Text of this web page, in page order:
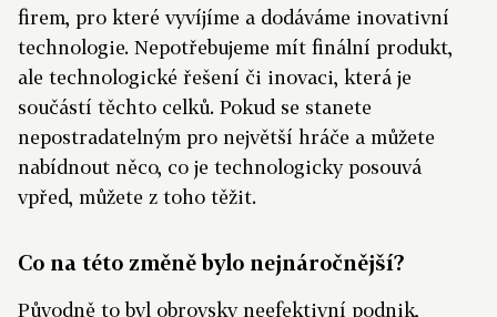
firem, pro které vyvíjíme a dodáváme inovativní
technologie. Nepotřebujeme mít finální produkt,
ale technologické řešení či inovaci, která je
součástí těchto celků. Pokud se stanete
nepostradatelným pro největší hráče a můžete
nabídnout něco, co je technologicky posouvá
vpřed, můžete z toho těžit.
Co na této změně bylo nejnáročnější?
Původně to byl obrovsky neefektivní podnik,